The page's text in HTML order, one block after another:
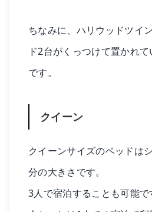
ちなみに、ハリウッドツイ
ド2台がくっつけて置かれ
です。
クイーン
クイーンサイズのベッドは
分の大きさです。
3人で宿泊することも可能